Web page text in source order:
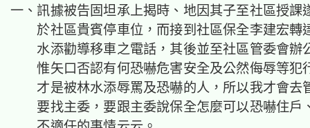
一、訊據被告固坦承上揭時、地因其子至社區授課
於社區貴賓停車位，而接到社區保全李建宏轉
水添勸導移車之電話，其後並至社區管委會辦
惟矢口否認有何恐嚇危害安全及公然侮辱等犯
才是被林水添辱罵及恐嚇的人，所以我才會去
要找主委，要跟主委說保全怎麼可以恐嚇住戶